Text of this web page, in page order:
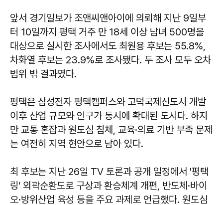
앞서 경기일보가 조앤씨앤아이에 의뢰해 지난 9일부
터 10일까지 평택 거주 만 18세 이상 남녀 500명을
대상으로 실시한 조사에서도 최원용 후보는 55.8%,
차화열 후보는 23.9%로 조사됐다. 두 조사 모두 오차
범위 밖 결과였다.
평택은 삼성전자 평택캠퍼스와 고덕국제신도시 개발
이후 산업 규모와 인구가 동시에 확대된 도시다. 하지
만 교통 혼잡과 원도심 침체, 교육·의료 기반 부족 문제
는 여전히 지역 현안으로 남아 있다.
최 후보는 지난 26일 TV 토론과 공개 일정에서 '평택
링' 외곽순환도로 구상과 환승체계 개편, 반도체·바이
오·방위산업 육성 등을 주요 과제로 언급했다. 원도심